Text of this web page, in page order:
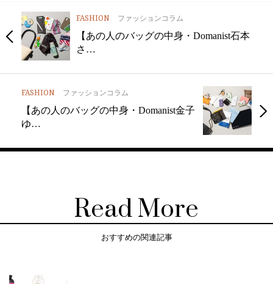
FASHION ファッションコラム
【あの人のバッグの中身・Domanist石本
さ…
FASHION ファッションコラム
【あの人のバッグの中身・Domanist金子
ゆ…
Read More
おすすめの関連記事